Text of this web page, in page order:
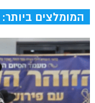
המומלצים ביותר: